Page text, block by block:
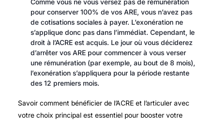
Comme vous ne vous versez pas de rémunération
pour conserver 100% de vos ARE, vous n’avez pas
de cotisations sociales à payer. L’exonération ne
s’applique donc pas dans l’immédiat. Cependant, le
droit à l’ACRE est acquis. Le jour où vous déciderez
d’arrêter vos ARE pour commencer à vous verser
une rémunération (par exemple, au bout de 8 mois),
l’exonération s’appliquera pour la période restante
des 12 premiers mois.
Savoir comment bénéficier de l’ACRE et l’articuler avec
votre choix principal est essentiel pour booster votre